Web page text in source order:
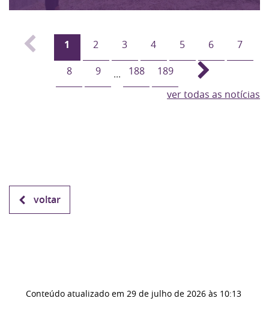
1 2 3 4 5 6
7
8
9 ... 188
189
ver todas as notícias
voltar
Conteúdo atualizado em 29 de julho de 2026 às 10:13